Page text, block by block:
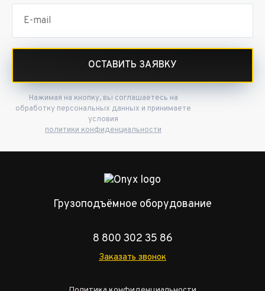
ОСТАВИТЬ ЗАЯВКУ
Нажимая на кнопку, вы соглашаетесь на
обработку персональных данных и принимаете
условия
политики конфиденциальности
Грузоподъёмное оборудование
8 800 302 35 86
Заказать звонок